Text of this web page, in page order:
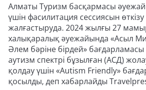
Алматы Туризм басқармасы әуежай
үшін фасилитация сессиясын
жалғастыруда. 2024 жылғы 27
халықаралық әуежайында «Асыл
Әлем бәріне бірдей»
аутизм спектрі бұзылған (АСД)
қолдау үшін «Autism Friendly»
қосылды, деп хабарлайды